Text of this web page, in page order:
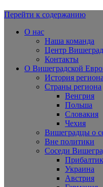
Перейти к содержанию
О нас
Наша команда
Центр
Контакты
О Вишеградской
История региона
Страны региона
Венгрия
Польша
Словакия
Чехия
Вишеградцы о
Вне политики
Соседи
Украина
Австрия